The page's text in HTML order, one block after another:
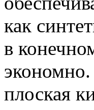
как
в
плоская